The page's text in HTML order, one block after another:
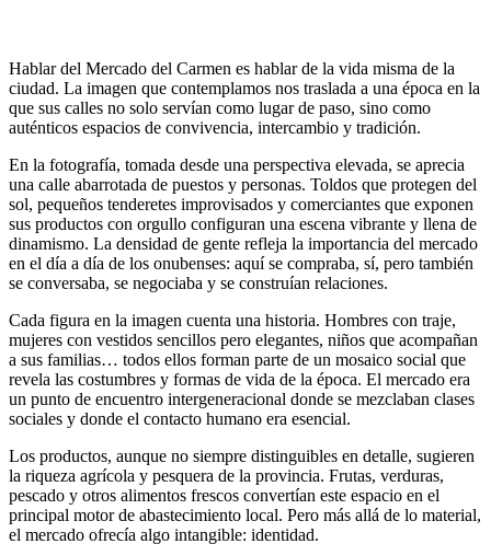
Hablar del Mercado del Carmen es hablar de la vida misma de la
ciudad. La imagen que contemplamos nos traslada a una época en la
que sus calles no solo servían como lugar de paso, sino como
auténticos espacios de convivencia, intercambio y tradición.
En la fotografía, tomada desde una perspectiva elevada, se aprecia
una calle abarrotada de puestos y personas. Toldos que protegen del
sol, pequeños tenderetes improvisados y comerciantes que exponen
sus productos con orgullo configuran una escena vibrante y llena de
dinamismo. La densidad de gente refleja la importancia del mercado
en el día a día de los onubenses: aquí se compraba, sí, pero también
se conversaba, se negociaba y se construían relaciones.
Cada figura en la imagen cuenta una historia. Hombres con traje,
mujeres con vestidos sencillos pero elegantes, niños que acompañan
a sus familias… todos ellos forman parte de un mosaico social que
revela las costumbres y formas de vida de la época. El mercado era
un punto de encuentro intergeneracional donde se mezclaban clases
sociales y donde el contacto humano era esencial.
Los productos, aunque no siempre distinguibles en detalle, sugieren
la riqueza agrícola y pesquera de la provincia. Frutas, verduras,
pescado y otros alimentos frescos convertían este espacio en el
principal motor de abastecimiento local. Pero más allá de lo material,
el mercado ofrecía algo intangible: identidad.